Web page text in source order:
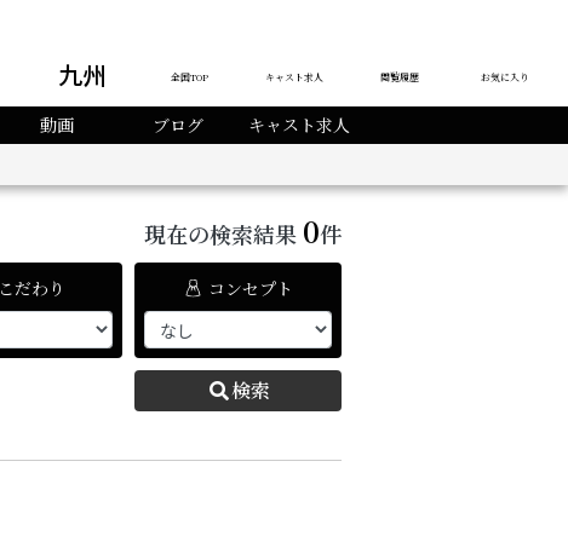
九州 全国TOP キャスト求人 閲覧履歴 お気に入り
動画 ブログ
キャスト求人
現在の検索結果 0件
こだわり コンセプト
検索